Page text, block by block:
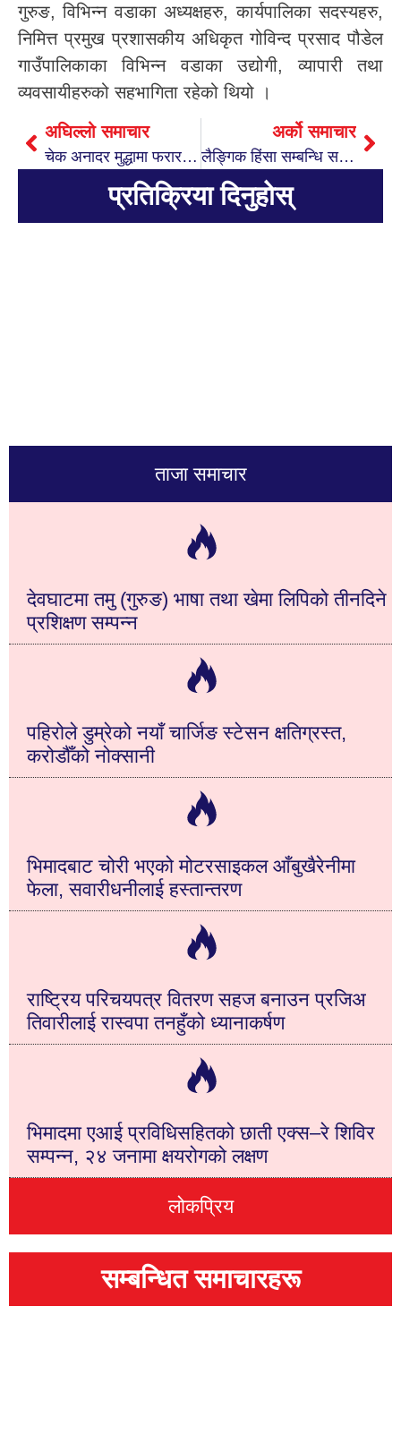
गुरुङ, विभिन्न वडाका अध्यक्षहरु, कार्यपालिका सदस्यहरु,
निमित्त प्रमुख प्रशासकीय अधिकृत गोविन्द प्रसाद पौडेल
गाउँपालिकाका विभिन्न वडाका उद्योगी, व्यापारी तथा
व्यवसायीहरुको सहभागिता रहेको थियो ।
अघिल्लो समाचार
चेक अनादर मुद्धामा फरार रहेका २ जना प्रतिवादीहरु पक्राउ
अर्को समाचार
लैङ्गिक हिंसा सम्बन्धि सचेतना कार्यक्रम देवघाटमा सम्पन्न
प्रतिक्रिया दिनुहोस्
ताजा समाचार
लोकप्रिय
देवघाटमा तमु (गुरुङ) भाषा तथा खेमा लिपिको तीनदिने
प्रशिक्षण सम्पन्न
पहिरोले डुम्रेको नयाँ चार्जिङ स्टेसन क्षतिग्रस्त,
करोडौँको नोक्सानी
भिमादबाट चोरी भएको मोटरसाइकल आँबुखैरेनीमा
फेला, सवारीधनीलाई हस्तान्तरण
राष्ट्रिय परिचयपत्र वितरण सहज बनाउन प्रजिअ
तिवारीलाई रास्वपा तनहुँको ध्यानाकर्षण
भिमादमा एआई प्रविधिसहितको छाती एक्स–रे शिविर
सम्पन्न, २४ जनामा क्षयरोगको लक्षण
सम्बन्धित समाचारहरू